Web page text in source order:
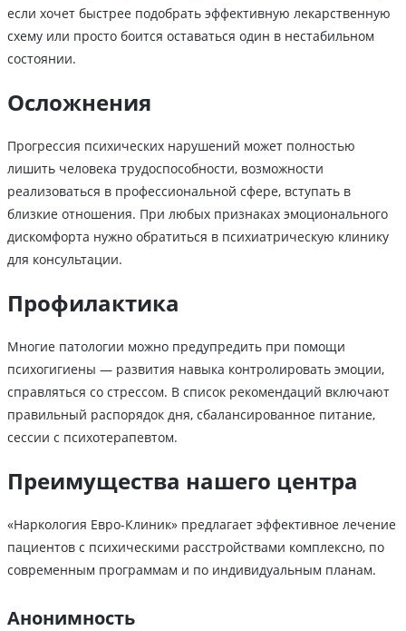
если хочет быстрее подобрать эффективную лекарственную
схему или просто боится оставаться один в нестабильном
состоянии.
Осложнения
Прогрессия психических нарушений может полностью
лишить человека трудоспособности, возможности
реализоваться в профессиональной сфере, вступать в
близкие отношения. При любых признаках эмоционального
дискомфорта нужно обратиться в психиатрическую клинику
для консультации.
Профилактика
Многие патологии можно предупредить при помощи
психогигиены — развития навыка контролировать эмоции,
справляться со стрессом. В список рекомендаций включают
правильный распорядок дня, сбалансированное питание,
сессии с психотерапевтом.
Преимущества нашего центра
«Наркология Евро-Клиник» предлагает эффективное лечение
пациентов с психическими расстройствами комплексно, по
современным программам и по индивидуальным планам.
Анонимность